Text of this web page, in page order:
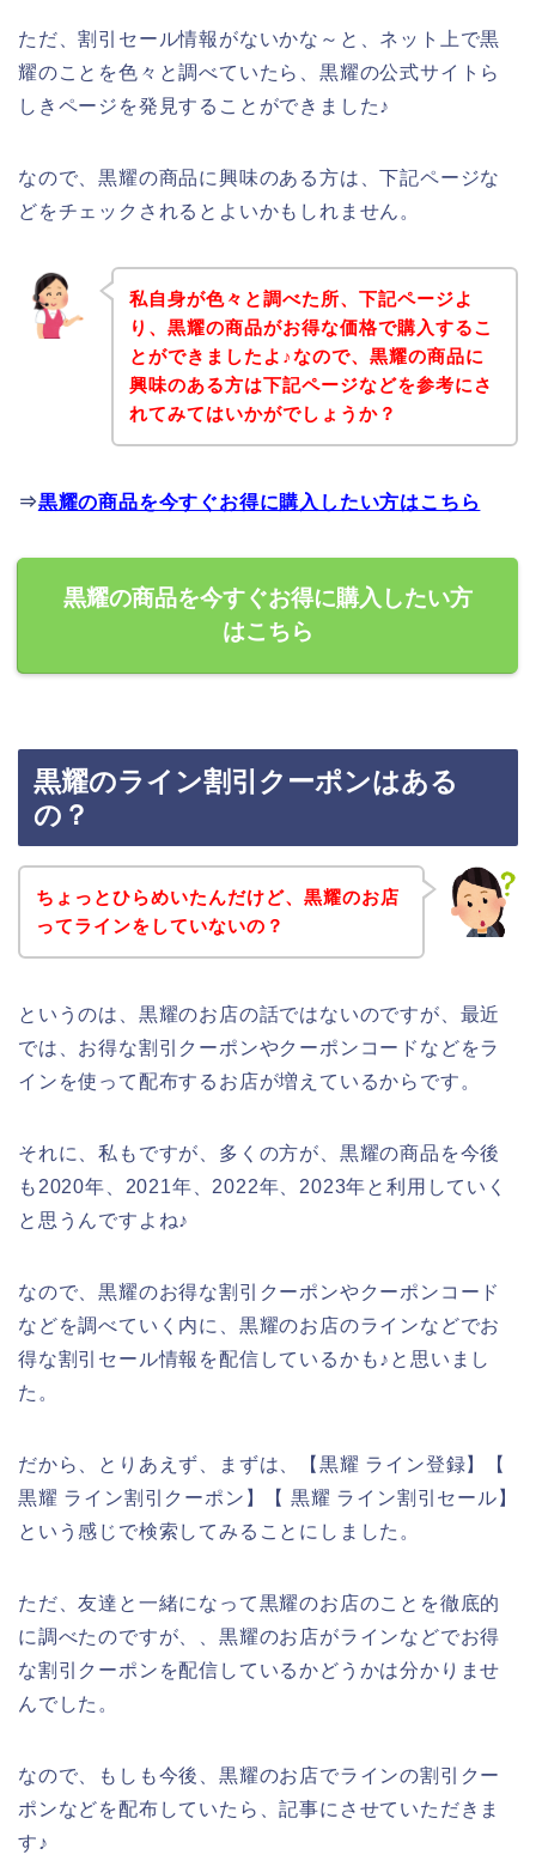
ただ、割引セール情報がないかな～と、ネット上で黒
耀のことを色々と調べていたら、黒耀の公式サイトら
しきページを発見することができました♪
なので、黒耀の商品に興味のある方は、下記ページな
どをチェックされるとよいかもしれません。
私自身が色々と調べた所、下記ページよ
り、黒耀の商品がお得な価格で購入するこ
とができましたよ♪なので、黒耀の商品に
興味のある方は下記ページなどを参考にさ
れてみてはいかがでしょうか？
⇒黒耀の商品を今すぐお得に購入したい方はこちら
黒耀の商品を今すぐお得に購入したい方
はこちら
黒耀のライン割引クーポンはある
の？
ちょっとひらめいたんだけど、黒耀のお店
ってラインをしていないの？
というのは、黒耀のお店の話ではないのですが、最近
では、お得な割引クーポンやクーポンコードなどをラ
インを使って配布するお店が増えているからです。
それに、私もですが、多くの方が、黒耀の商品を今後
も2020年、2021年、2022年、2023年と利用していく
と思うんですよね♪
なので、黒耀のお得な割引クーポンやクーポンコード
などを調べていく内に、黒耀のお店のラインなどでお
得な割引セール情報を配信しているかも♪と思いまし
た。
だから、とりあえず、まずは、【黒耀 ライン登録】【
黒耀 ライン割引クーポン】【 黒耀 ライン割引セール】
という感じで検索してみることにしました。
ただ、友達と一緒になって黒耀のお店のことを徹底的
に調べたのですが、、黒耀のお店がラインなどでお得
な割引クーポンを配信しているかどうかは分かりませ
んでした。
なので、もしも今後、黒耀のお店でラインの割引クー
ポンなどを配布していたら、記事にさせていただきま
す♪